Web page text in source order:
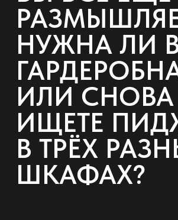
НУЖНА ЛИ
ИЛИ СНОВА
ИЩЕТЕ
В ТРЁХ
ШКАФАХ?